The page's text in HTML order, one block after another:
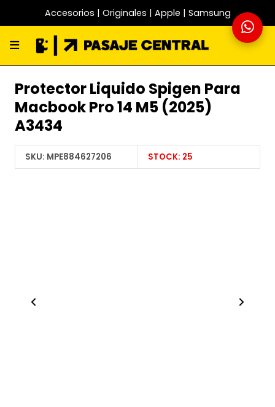
Accesorios | Originales | Apple | Samsung
Protector Liquido Spigen Para
Macbook Pro 14 M5 (2025)
A3434
SKU: MPE884627206 STOCK: 25